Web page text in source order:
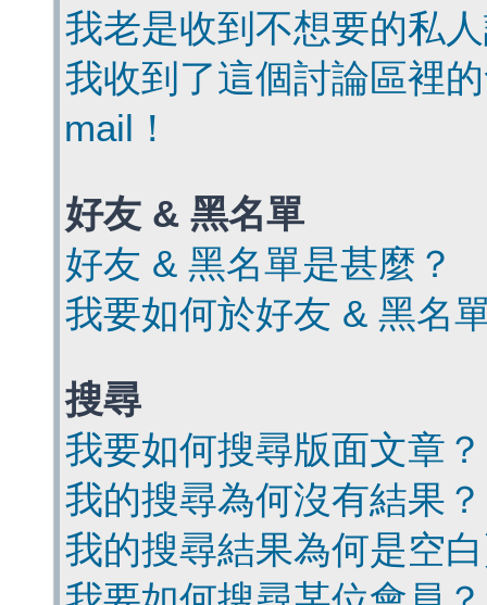
我老是收到不想要的私
我收到了這個討論區裡
mail！
好友 & 黑名單
好友 & 黑名單是甚麼？
我要如何於好友 & 黑名
搜尋
我要如何搜尋版面文章？
我的搜尋為何沒有結果？
我的搜尋結果為何是空